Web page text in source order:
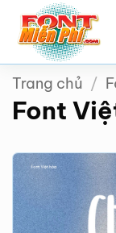
qua
dung
Trang chủ /
Font